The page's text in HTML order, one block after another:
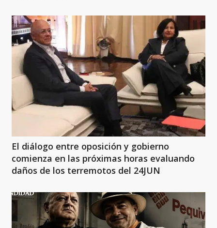
El diálogo entre oposición y gobierno
comienza en las próximas horas evaluando
daños de los terremotos del 24JUN